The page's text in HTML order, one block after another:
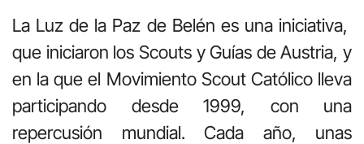
La Luz de la Paz de Belén es una iniciativa,
que iniciaron los Scouts y Guías de Austria, y
en la que el Movimiento Scout Católico lleva
participando desde 1999, con una
repercusión mundial. Cada año, unas